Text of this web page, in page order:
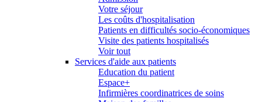
Votre séjour
Les coûts d'hospitalisation
Patients en difficultés socio-économiques
Visite des patients hospitalisés
Voir tout
Services d'aide aux patients
Education du patient
Espace+
Infirmières coordinatrices de soins